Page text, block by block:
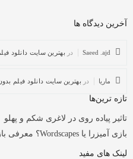
آخرین دیدگاه ها
Saeed .ajd در بهترین سایت دانلود فیلم
ماریا در بهترین سایت دانلود فیلم بدون
تازه ترین‌ها
تاثیر پیاده روی در لاغری شکم و پهلو
بازی آمیزرا یا Wordscapes؟ معرفی بازی مشابه آمیرزا
لینک های مفید